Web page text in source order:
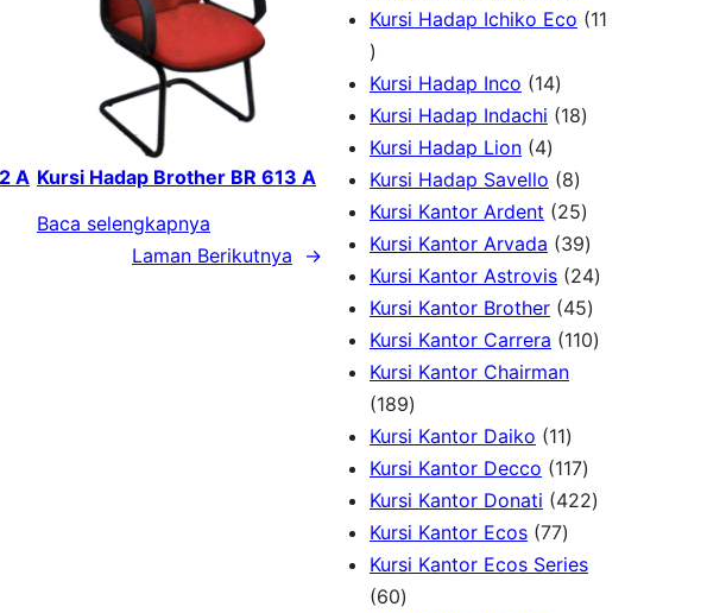
A Kursi Hadap Brother BR 613 A
Baca selengkapnya
Laman Berikutnya
→
u
d
d
k
o
k
r
9
o
u
k
Kursi Hadap Ichiko Eco
11
1
1
P
r
o
d
u
k
Kursi Hadap Inco 141
4
r
o
d
u
k
Kursi Hadap Indachi 181
r
o
d
u
k
Kursi Hadap Lion 44
P
r
o
d
u
k
Kursi Hadap Savello 88
P
r
o
d
u
Kursi Kantor Ardent 252
5
P
r
o
Kursi Kantor Arvada 393
9
P
r
k
Kursi Kantor Astrovis 242
P
k
Kursi Kantor Brother 454
5
d
u
Kursi Kantor Carrera 1101
o
Kursi Kantor Chairman
1891
8
9
P
r
o
Kursi Kantor Daiko 111
1
P
r
o
Kursi Kantor Decco 1171
1
P
Kursi Kantor Donati 4224
Kursi Kantor Ecos 777
7
Kursi Kantor Ecos Series
606